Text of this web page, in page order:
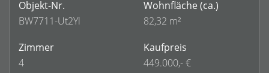
Objekt-Nr.
BW7711-Ut2Yl
Wohnfläche (ca.)
82,32 m²
Zimmer
4
Kaufpreis
449.000,- €